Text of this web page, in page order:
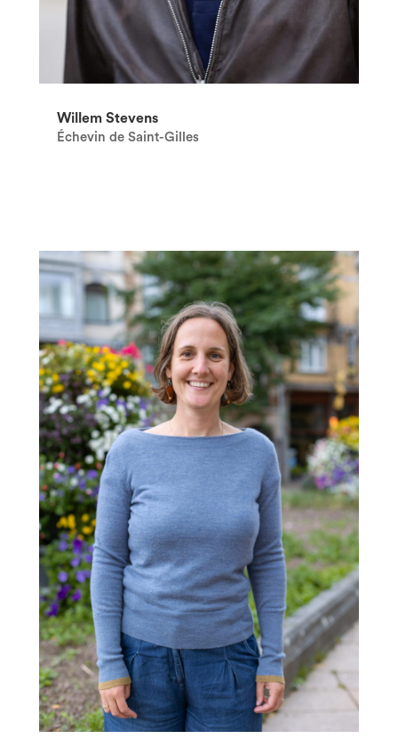
Willem Stevens
Échevin de Saint-Gilles